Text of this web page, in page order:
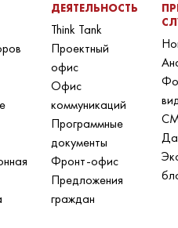
ДЕЯТЕЛЬНОСТЬ
Think Tank
Проектный
офис
Офис
коммуникаций
Программные
документы
Фронт-офис
Предложения
граждан